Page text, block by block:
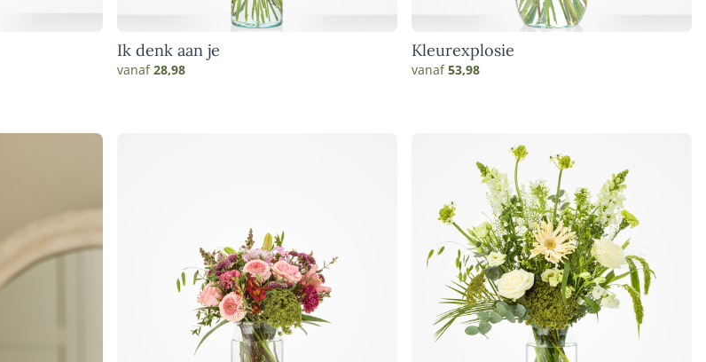
Ik denk aan je
vanaf28,98
Kleurexplosie
vanaf53,98